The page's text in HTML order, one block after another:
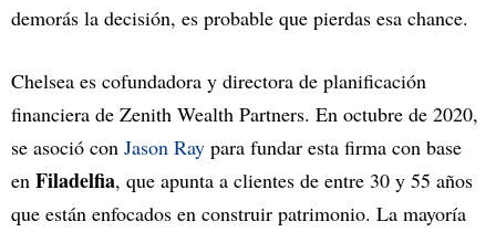
demorás la decisión, es probable que pierdas esa chance.
Chelsea es cofundadora y directora de planificación
financiera de Zenith Wealth Partners. En octubre de 2020,
se asoció con Jason Ray para fundar esta firma con base
en Filadelfia, que apunta a clientes de entre 30 y 55 años
que están enfocados en construir patrimonio. La mayoría